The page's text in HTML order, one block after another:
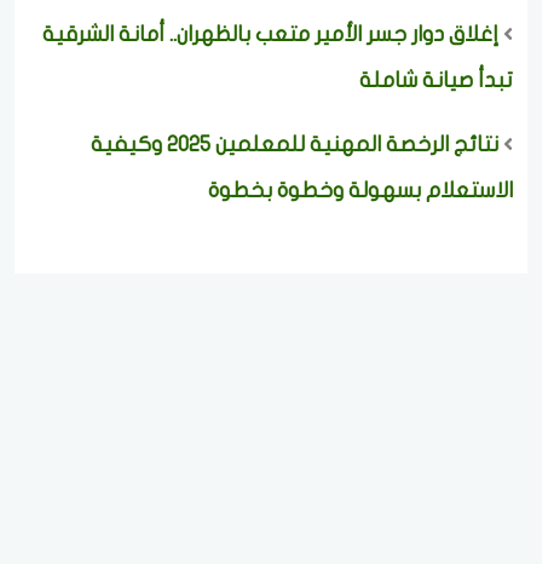
إغلاق دوار جسر الأمير متعب بالظهران.. أمانة الشرقية
تبدأ صيانة شاملة
نتائج الرخصة المهنية للمعلمين 2025 وكيفية
الاستعلام بسهولة وخطوة بخطوة